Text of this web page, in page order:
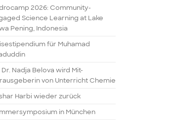
2026: Community-
Science Learning at Lake
Pening, Indonesia
für Muhamad
Dr. Nadja Belova wird Mit-
von Unterricht Chemie
Harbi wieder zurück
in München